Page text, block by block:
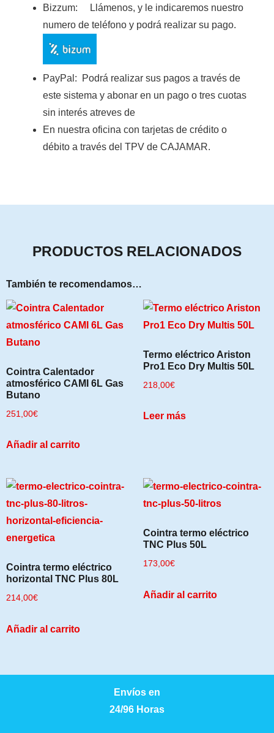
Bizzum:
Llámenos, y le indicaremos nuestro
numero de teléfono y podrá realizar su pago.
PayPal:
Podrá realizar sus pagos a través de
este sistema y abonar en un pago o tres cuotas
sin interés atreves de
En nuestra oficina con tarjetas de crédito o
débito a través del TPV de CAJAMAR.
PRODUCTOS RELACIONADOS
También te recomendamos…
Cointra Calentador
atmosférico CAMI 6L Gas
Butano
251,00€
Añadir al carrito
Termo eléctrico Ariston
Pro1 Eco Dry Multis 50L
218,00€
Leer más
Cointra termo eléctrico
horizontal TNC Plus 80L
214,00€
Añadir al carrito
Cointra termo eléctrico
TNC Plus 50L
173,00€
Añadir al carrito
Envíos en
24/96 Horas